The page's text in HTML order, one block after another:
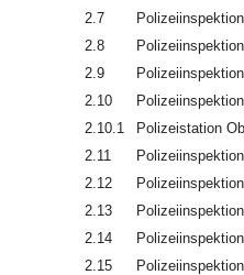
2.7
2.8
2.9
2.10
2.10.1
Polizeistation
2.11
2.12
2.13
2.14
2.15